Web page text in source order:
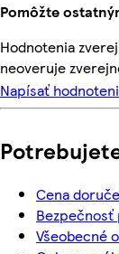
Pomôžte
Hodnotenia
neoveruje
Napísať
Cena
Všeobecné